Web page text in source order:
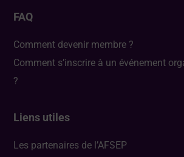
FAQ
Comment devenir membre ?
Comment s’inscrire à un événement
?
Liens utiles
Les partenaires de l’AFSEP